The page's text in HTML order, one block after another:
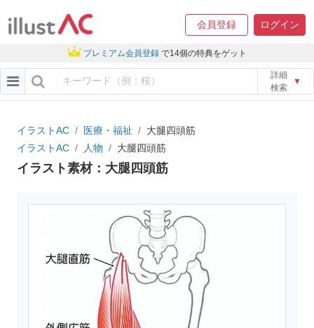
会員登録 ログイン
プレミアム会員登録 で14個の特典をゲット
詳細
検索
▼
イラストAC 医療・福祉
大腿四頭筋
イラストAC
人物 大腿四頭筋
イラスト素材：大腿四頭筋